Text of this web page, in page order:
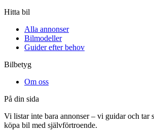
Hitta bil
Alla annonser
Bilmodeller
Guider efter behov
Bilbetyg
Om oss
På din sida
Vi listar inte bara annonser – vi guidar och tar
köpa bil med självförtroende.